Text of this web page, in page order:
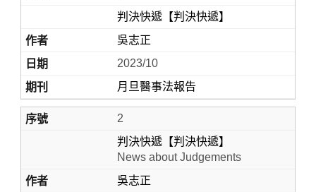
Home
判決快遞【判決快遞】
吳志正
2023/10
月旦醫事法報告
2
判決快遞【判決快遞】
News about Judgements
吳志正